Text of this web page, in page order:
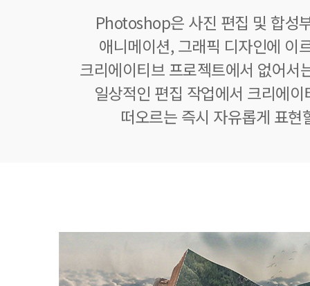
Photoshop은 사진 편집 및 합성
애니메이션, 그래픽 디자인에 이
크리에이티브 프로젝트에서 없어서
일상적인 편집 작업에서 크리에
떠오르는 즉시 자유롭게 표현